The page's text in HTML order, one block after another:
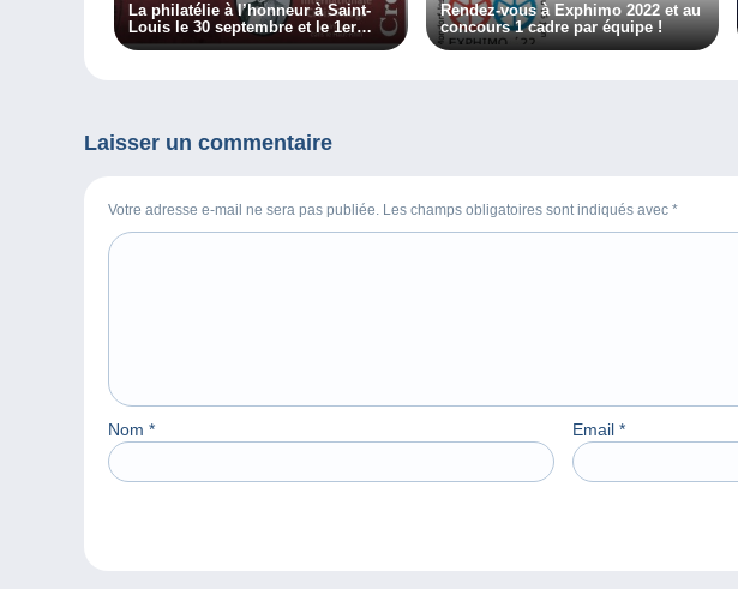
La philatélie à l’honneur à Saint-
Louis le 30 septembre et le 1er
octobre
Rendez-vous à Exphimo 2022 et au
concours 1 cadre par équipe !
Laisser un commentaire
Votre adresse e-mail ne sera pas publiée. Les champs obligatoires sont indiqués avec *
Nom * Email *